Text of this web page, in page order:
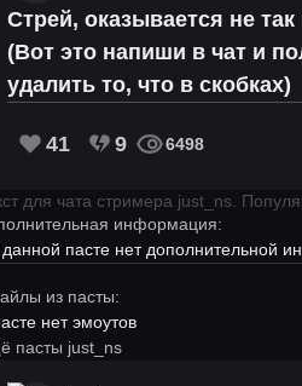
Стрей, оказывается не
(Вот это напиши в чат и
удалить то, что в скобках)
41 9 6498
для чата стримера just_ns
информация:
пасте нет дополнительной
из пасты:
нет эмоутов
пасты just_ns